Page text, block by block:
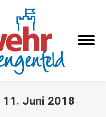
11. Juni 2018